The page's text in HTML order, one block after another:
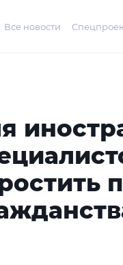
Все новости